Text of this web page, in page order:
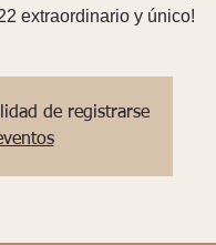
extraordinario y único!
de registrarse